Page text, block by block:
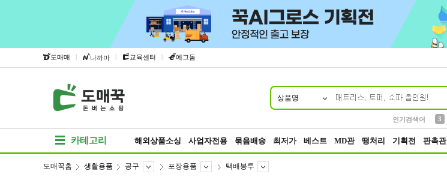
도매매 | 나까마 | 교육센터 | 에그돔
상품명
인기검색어
3
카테고리 해외상품소싱 사업자전용 묶음배송 최저가 베스트 MD관 땡처리 기획전 판촉관
도매꾹홈 생활용품 공구 포장용품 택배봉투